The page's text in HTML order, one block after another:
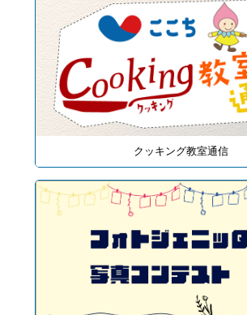
クッキング教室通信